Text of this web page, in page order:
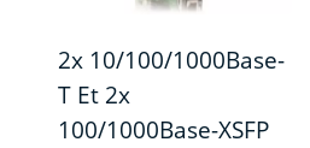
2x 10/100/1000Base-
T Et 2x
100/1000Base-XSFP